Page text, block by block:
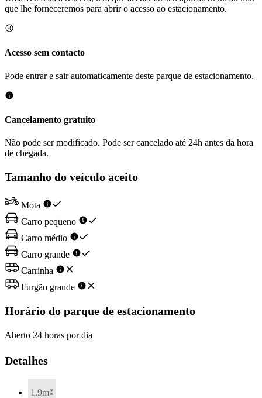
que lhe forneceremos para abrir o acesso ao estacionamento.
Acesso sem contacto
Pode entrar e sair automaticamente deste parque de estacionamento.
Cancelamento gratuito
Não pode ser modificado. Pode ser cancelado até 24h antes da hora
de chegada.
Tamanho do veículo aceito
Mota
Carro pequeno
Carro médio
Carro grande
Carrinha
Furgão grande
Horário do parque de estacionamento
Aberto 24 horas por dia
Detalhes
1.9m